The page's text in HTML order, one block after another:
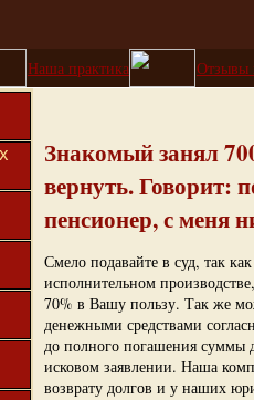
Наша практика Отзывы
Знакомый занял
вернуть. Говорит:
пенсионер, с меня
Смело подавайте в суд, так
исполнительном
70% в Вашу пользу. Так же
денежными средствами
до полного погашения суммы
исковом заявлении. Наша
возврату долгов и у наших